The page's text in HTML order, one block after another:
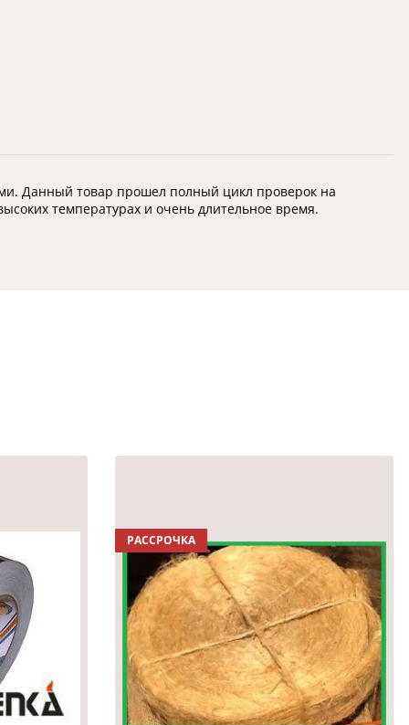
Данный товар прошел полный цикл проверок на
температурах и очень длительное время.
РАССРОЧКА